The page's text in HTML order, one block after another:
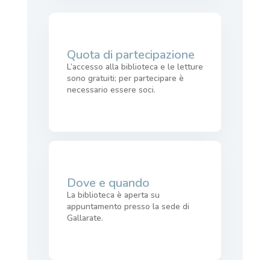
Quota di partecipazione
L’accesso alla biblioteca e le letture
sono gratuiti; per partecipare è
necessario essere soci.
Dove e quando
La biblioteca è aperta su
appuntamento presso la sede di
Gallarate.